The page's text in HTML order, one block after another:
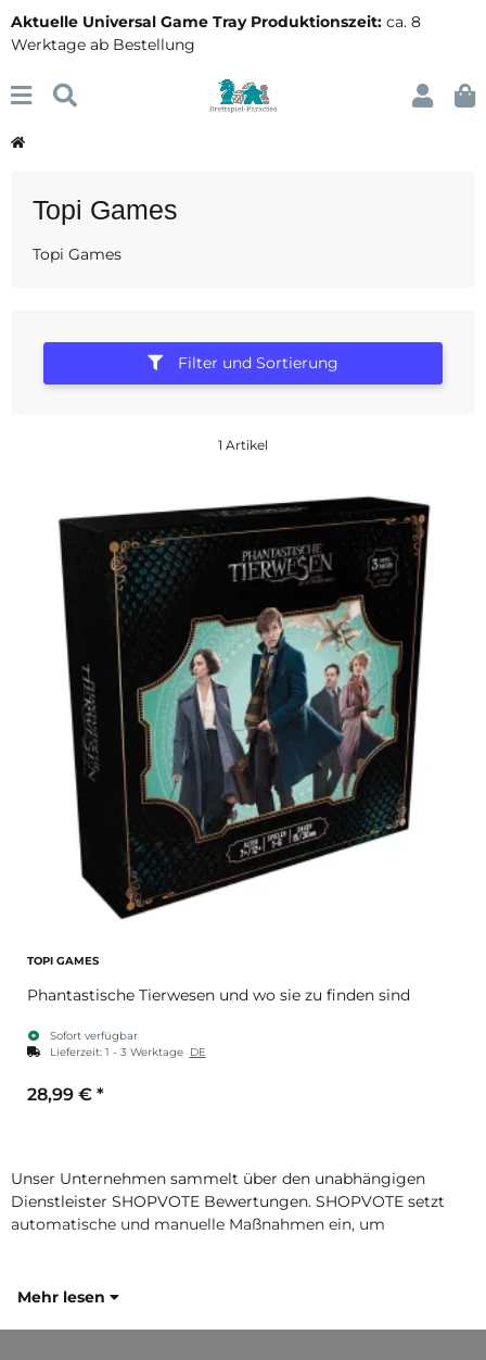
Aktuelle Universal Game Tray Produktionszeit: ca. 8
Werktage ab Bestellung
Topi Games
Topi Games
Filter und Sortierung
1 Artikel
TOPI GAMES
Phantastische Tierwesen und wo sie zu finden sind
Sofort verfügbar
Lieferzeit: 1 - 3 Werktage DE
28,99 € *
Unser Unternehmen sammelt über den unabhängigen
Dienstleister SHOPVOTE Bewertungen. SHOPVOTE setzt
automatische und manuelle Maßnahmen ein, um
Mehr lesen